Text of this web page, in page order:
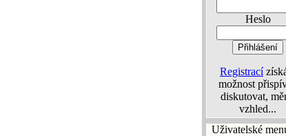
Heslo
Registrací
možnost
diskutovat,
vzhled...
Uživatelské